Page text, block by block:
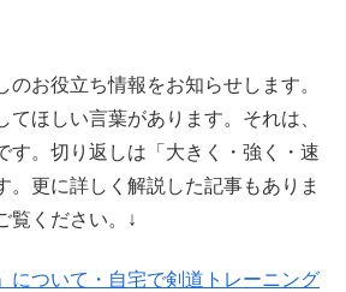
お役立ち情報をお知らせします。
てほしい言葉があります。それは、
す。切り返しは「大きく・強く・速
。更に詳しく解説した記事もありま
覧ください。↓
について・自宅で剣道トレーニング